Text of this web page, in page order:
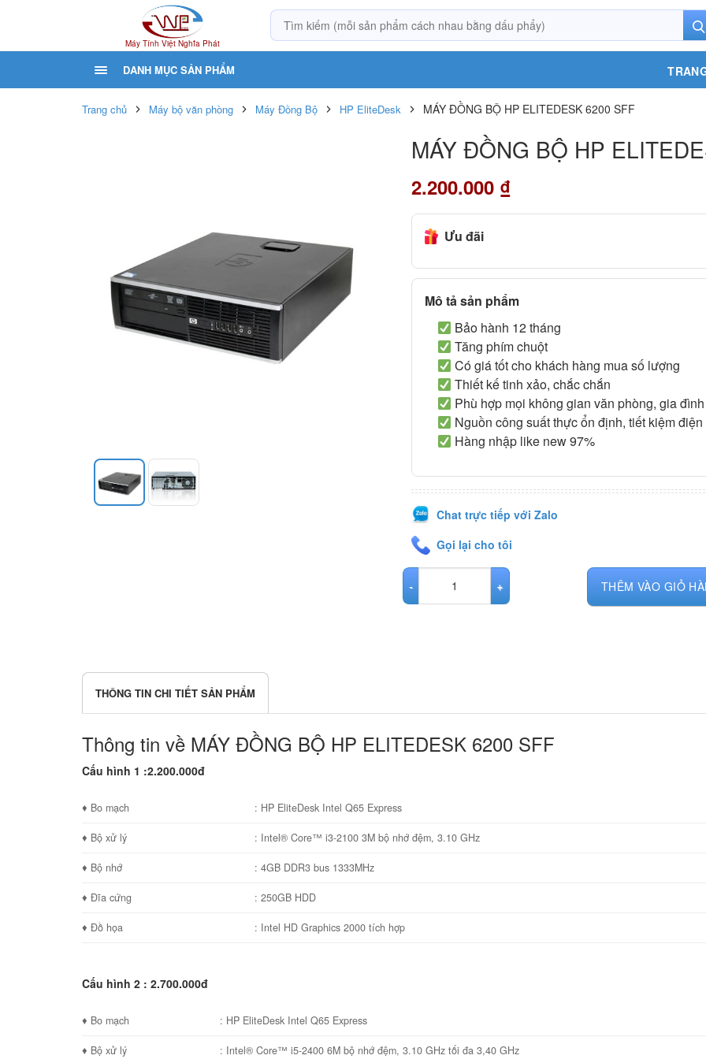
Máy Tính Việt Nghĩa Phát
DANH MỤC SẢN PHẨM
Trang chủ Máy bộ văn phòng Máy Đồng Bộ HP EliteDesk MÁY ĐỒNG BỘ HP ELITEDESK 6200 SFF
MÁY ĐỒNG BỘ HP
2.200.000 ₫
Ưu đãi
Mô tả sản phẩm
Bảo hành 12 tháng
Tăng phím chuột
Có giá tốt cho khách hàng mua số lượng
Thiết kế tinh xảo, chắc chắn
Phù hợp mọi không gian văn phòng, gia đình
Nguồn công suất thực ổn định, tiết kiệm điện
Hàng nhập like new 97%
Chat trực tiếp với Zalo
Gọi lại cho tôi
MÁY ĐỒNG BỘ HP ELITEDESK 6200 SFF số lượng
THÊM VÀO GIỎ
THÔNG TIN CHI TIẾT SẢN PHẨM
Thông tin về MÁY ĐỒNG BỘ HP ELITEDESK 6200 SFF
Cấu hình 1 :2.200.000đ
♦ Bo mạch : HP EliteDesk Intel Q65 Express
♦ Bộ xử lý : Intel® Core™ i3-2100 3M bộ nhớ đệm, 3.10 GHz
♦ Bộ nhớ : 4GB DDR3 bus 1333MHz
♦ Đĩa cứng : 250GB HDD
♦ Đồ họa : Intel HD Graphics 2000 tích hợp
Cấu hình 2 : 2.700.000đ
♦ Bo mạch : HP EliteDesk Intel Q65 Express
♦ Bộ xử lý : Intel® Core™ i5-2400 6M bộ nhớ đệm, 3.10 GHz tối đa 3,40 GHz